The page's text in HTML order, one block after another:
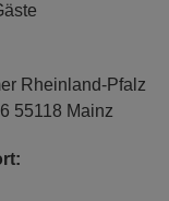
Rheinland-Pfalz
55118 Mainz